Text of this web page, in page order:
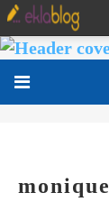
monique